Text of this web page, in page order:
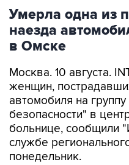
Умерла одна из
наезда
в Омске
Москва. 10 августа.
женщин,
автомобиля на
безопасности" в
больнице, сообщили
службе
понедельник.